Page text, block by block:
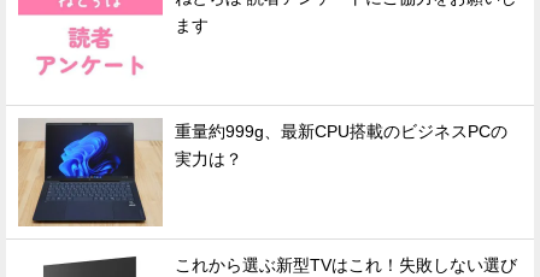
ます
重量約999g、最新CPU搭載のビジネスPCの
実力は？
これから選ぶ新型TVはこれ！失敗しない選び